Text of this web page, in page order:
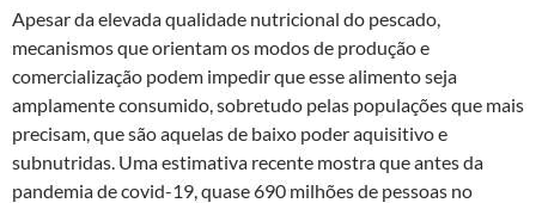
Apesar da elevada qualidade nutricional do pescado,
mecanismos que orientam os modos de produção e
comercialização podem impedir que esse alimento seja
amplamente consumido, sobretudo pelas populações que mais
precisam, que são aquelas de baixo poder aquisitivo e
subnutridas. Uma estimativa recente mostra que antes da
pandemia de covid-19, quase 690 milhões de pessoas no